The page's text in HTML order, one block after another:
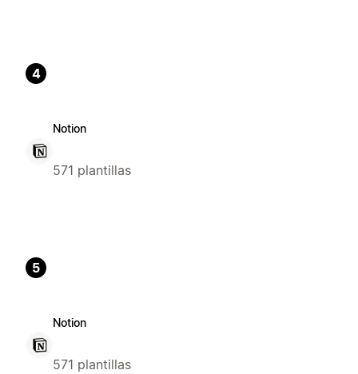
4
Notion
571 plantillas
5
Notion
571 plantillas